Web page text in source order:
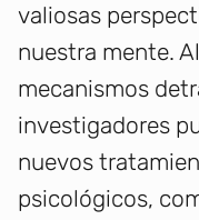
valiosas
nuestra mente.
mecanismos
investigadores
nuevos
psicológicos,